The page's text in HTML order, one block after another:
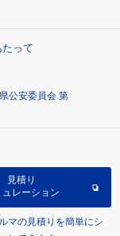
って
公安委員会 第
見積り
ュレーション
マの見積りを簡単にシ